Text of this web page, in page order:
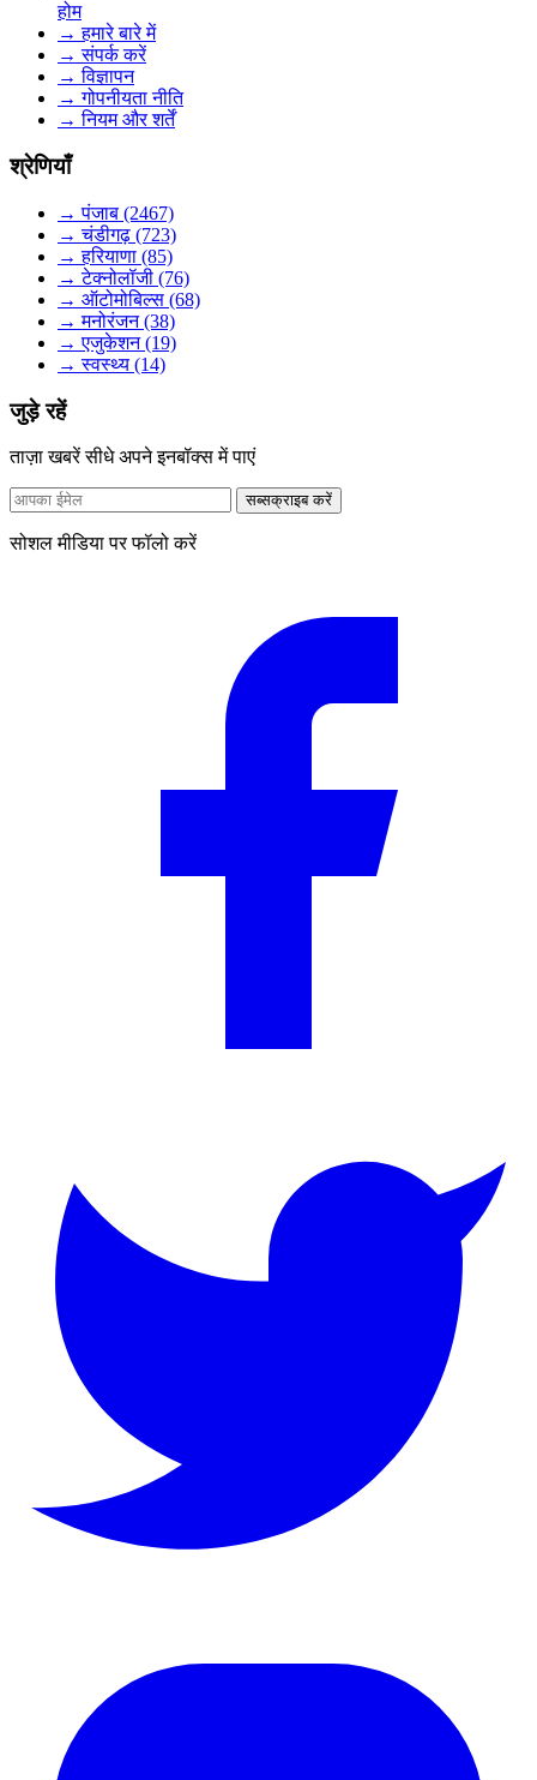
होम
→ हमारे बारे में
→ संपर्क करें
→ विज्ञापन
→ गोपनीयता नीति
→ नियम और शर्तें
श्रेणियाँ
→ पंजाब (2467)
→ चंडीगढ़ (723)
→ हरियाणा (85)
→ टेक्नोलॉजी (76)
→ ऑटोमोबिल्स (68)
→ मनोरंजन (38)
→ एजुकेशन (19)
→ स्वस्थ्य (14)
जुड़े रहें
ताज़ा खबरें सीधे अपने इनबॉक्स में पाएं
सब्सक्राइब करें
सोशल मीडिया पर फॉलो करें